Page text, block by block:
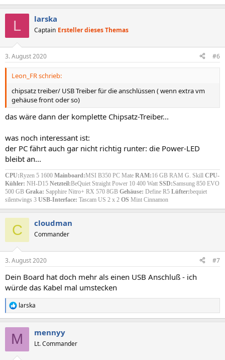
L larska
Captain Ersteller dieses Themas
3. August 2020 #6
Leon_FR schrieb:
chipsatz treiber/ USB Treiber für die anschlüssen ( wenn extra vm
gehäuse front oder so)
das wäre dann der komplette Chipsatz-Treiber...
was noch interessant ist:
der PC fährt auch gar nicht richtig runter: die Power-LED
bleibt an...
CPU:Ryzen 5 1600 Mainboard:MSI B350 PC Mate RAM:16 GB RAM G. Skill CPU-
Kühler: NH-D15 Netzteil:BeQuiet Straight Power 10 400 Watt SSD:Samsung 850 EVO
500 GB Graka: Sapphire Nitro+ RX 570 8GB Gehäuse: Define R5 Lüfter:bequiet
silentwings 3 USB-Interface: Tascam US 2 x 2 OS Mint Cinnamon
C cloudman
Commander
3. August 2020 #7
Dein Board hat doch mehr als einen USB Anschluß - ich
würde das Kabel mal umstecken
R
e
larska
M mennyy
Lt. Commander